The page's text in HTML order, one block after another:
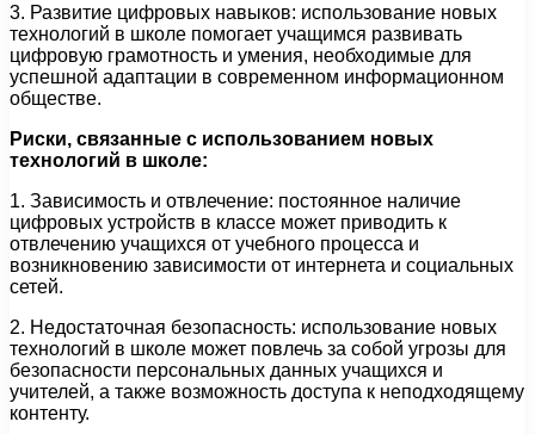
3. Развитие цифровых навыков: использование новых
технологий в школе помогает учащимся развивать
цифровую грамотность и умения, необходимые для
успешной адаптации в современном информационном
обществе.
Риски, связанные с использованием новых
технологий в школе:
1. Зависимость и отвлечение: постоянное наличие
цифровых устройств в классе может приводить к
отвлечению учащихся от учебного процесса и
возникновению зависимости от интернета и социальных
сетей.
2. Недостаточная безопасность: использование новых
технологий в школе может повлечь за собой угрозы для
безопасности персональных данных учащихся и
учителей, а также возможность доступа к неподходящему
контенту.